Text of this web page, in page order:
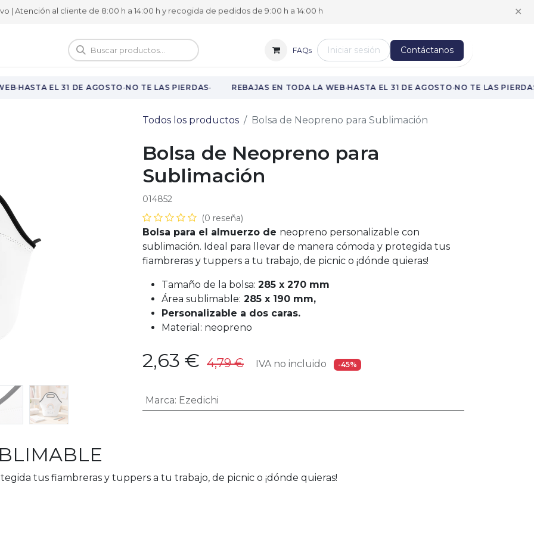
| Atención al cliente de 8:00 h a 14:00 h y recogida de pedidos de 9:00 h a 14:00 h ✕
Vuelta al cole FAQs Iniciar sesión Contáctanos
·HASTA EL 31 DE AGOSTO·NO TE LAS PIERDAS· REBAJAS EN TODA LA WEB·HASTA EL 31 DE AGOSTO·NO TE LAS PIERDAS·
Todos los productos Bolsa de Neopreno para Sublimación
Bolsa de Neopreno para
Sublimación
014852
(0 reseña)
Bolsa para el almuerzo de neopreno personalizable con
sublimación. Ideal para llevar de manera cómoda y protegida tus
fiambreras y tuppers a tu trabajo, de picnic o ¡dónde quieras!
Tamaño de la bolsa: 285 x 270 mm
Área sublimable: 285 x 190 mm,
Personalizable a dos caras.
Material: neopreno
2,63 € 4,79€ IVA no incluido -45%
Marca: Ezedichi
tus fiambreras y tuppers a tu trabajo, de picnic o ¡dónde quieras!